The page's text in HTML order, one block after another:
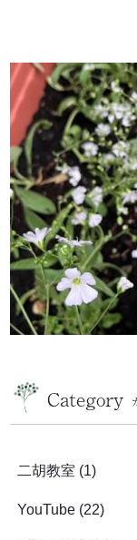
Category
二胡教室 (1)
YouTube (22)